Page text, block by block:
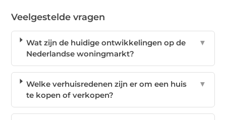
Veelgestelde vragen
Wat zijn de huidige ontwikkelingen op de
Nederlandse woningmarkt?
▼
Welke verhuisredenen zijn er om een huis
te kopen of verkopen?
▼